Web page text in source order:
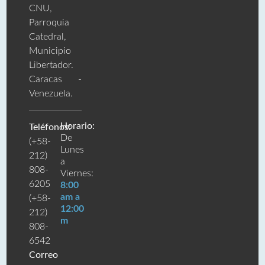
CNU,
Parroquia
Catedral,
Municipio
Libertador.
Caracas -
Venezuela.
Teléfonos:
(+58-
212)
808-
6205
(+58-
212)
808-
6542
Correo
Horario:
De
Lunes
a
Viernes:
8:00
am a
12:00
m